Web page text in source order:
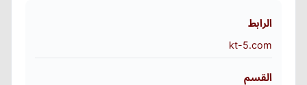
الرابط
kt-5.com
القسم